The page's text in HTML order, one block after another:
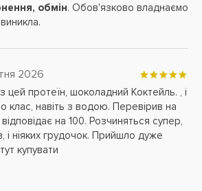
обмін. Обов'язково владнаємо
2026
цей протеїн, шоколадний Коктейль. , і
клас, навіть з водою. Перевірив на
відповідає на 100. Розчиняться супер,
і ніяких грудочок. Прийшло дуже
купувати